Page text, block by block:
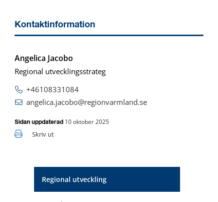
Regional utveckling
Kontaktinformation
Angelica Jacobo
Regional utvecklingsstrateg
+46108331084
angelica.jacobo@regionvarmland.se
Sidan uppdaterad 10 oktober 2025
Skriv ut